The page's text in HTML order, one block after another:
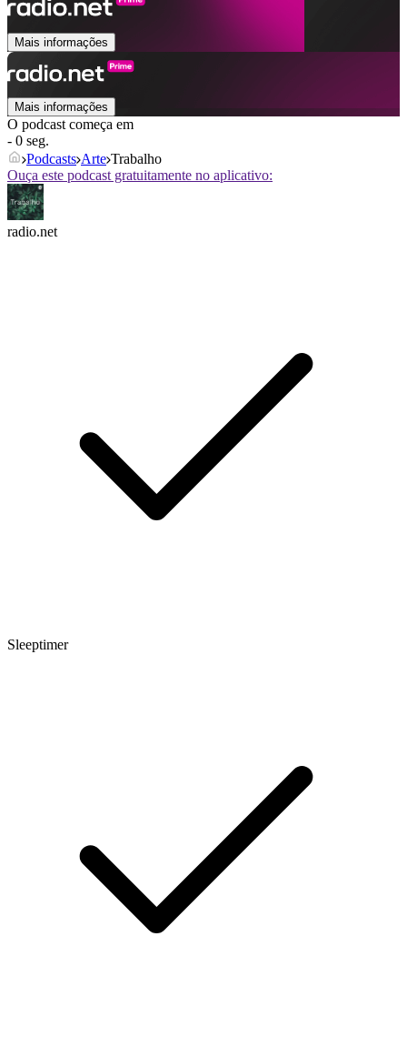
Mais informações
Mais informações
O podcast começa em
- 0 seg.
Podcasts Arte Trabalho
Ouça este podcast gratuitamente no aplicativo:
radio.net
Sleeptimer